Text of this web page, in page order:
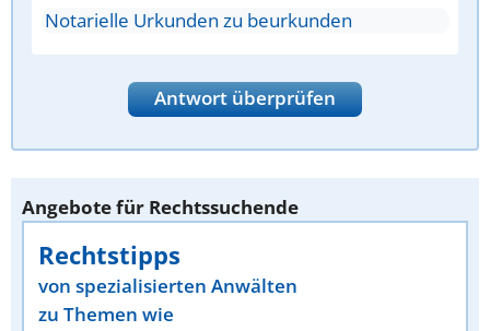
Notarielle Urkunden zu beurkunden
Antwort überprüfen
Angebote für Rechtssuchende
Rechtstipps
von spezialisierten Anwälten
zu Themen wie